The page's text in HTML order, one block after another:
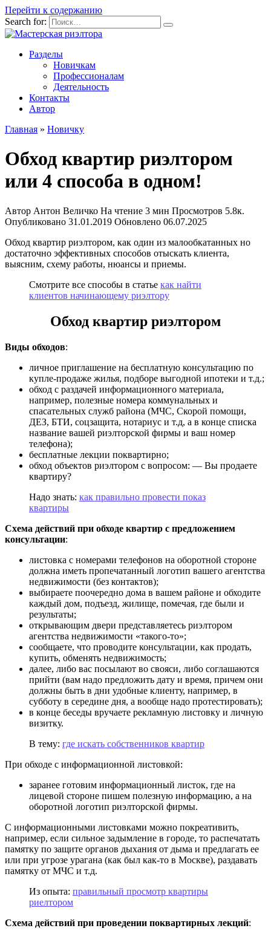
Перейти к содержанию
Search for:
Разделы
Новичкам
Профессионалам
Деятельность
Контакты
Автор
Главная » Новичку
Обход квартир риэлтором
или 4 способа в одном!
Автор Антон Величко На чтение 3 мин Просмотров 5.8к.
Опубликовано 31.01.2019 Обновлено 06.07.2025
Обход квартир риэлтором, как один из малообкатанных но
достаточно эффективных способов отыскать клиента,
выясним, схему работы, нюансы и приемы.
Смотрите все способы в статье как найти
клиентов начинающему риэлтору
Обход квартир риэлтором
Виды обходов:
личное приглашение на бесплатную консультацию по
купле-продаже жилья, подборе выгодной ипотеки и т.д.;
обход с раздачей информационного материала,
например, полезные номера коммунальных и
спасательных служб района (МЧС, Скорой помощи,
ДЕЗ, БТИ, соцзащита, нотариус и т.д, а в конце списка
название вашей риэлторской фирмы и ваш номер
телефона);
бесплатные лекции поквартирно;
обход объектов риэлтором с вопросом: — Вы продаете
квартиру?
Надо знать: как правильно провести показ
квартиры
Схема действий при обходе квартир с предложением
консультации:
листовка с номерами телефонов на оборотной стороне
должна иметь пропечатанный логотип вашего агентства
недвижимости (без контактов);
выбираете поочередно дома в вашем районе и обходите
каждый дом, подъезд, жилище, помечая, где были и
результаты;
открывающим двери представляетесь риэлтором
агентства недвижимости «такого-то»;
сообщаете, что проводите консультации, как продать,
купить, обменять недвижимость;
далее, либо вас посылают во свояси, либо соглашаются
прийти (вам надо предложить дату и время, причем они
должны быть в дни удобные клиенту, например, в
субботу в середине дня, а вообще надо протестировать);
в конце беседы вручаете рекламную листовку и личную
визитку.
В тему: где искать собственников квартир
При обходе с информационной листовкой:
заранее готовим информационный листок, где на
лицевой стороне пишем полезную информацию, а на
оборотной логотип риэлторской фирмы.
С информационными листовками можно покреативить,
например, если сильное задымление в городе, то распечатать
памятку по защите органов дыхания от дыма и предлагать ее
или при угрозе урагана (как был как-то в Москве), раздавать
памятку от МЧС и т.д.
Из опыта: правильный просмотр квартиры
риелтором
Схема действий при проведении поквартирных лекций: